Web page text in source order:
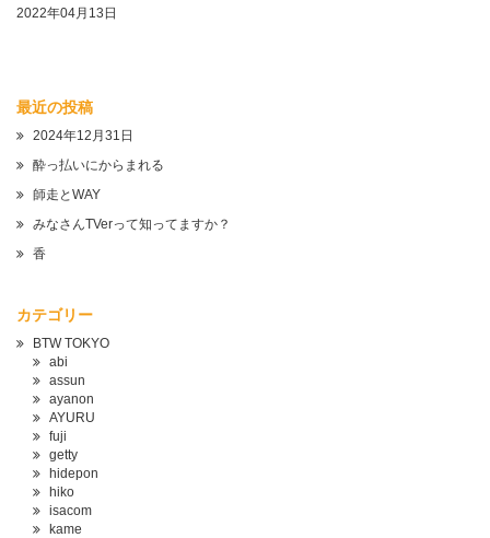
2022年04月13日
最近の投稿
2024年12月31日
酔っ払いにからまれる
師走とWAY
みなさんTVerって知ってますか？
香
カテゴリー
BTW TOKYO
abi
assun
ayanon
AYURU
fuji
getty
hidepon
hiko
isacom
kame